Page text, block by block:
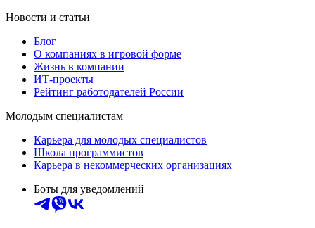
Новости и статьи
Блог
О компаниях в игровой форме
Жизнь в компании
ИТ-проекты
Рейтинг работодателей России
Молодым специалистам
Карьера для молодых специалистов
Школа программистов
Карьера в некоммерческих организациях
Боты для уведомлений